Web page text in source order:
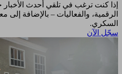
إذا كنت ترغب في تلقي أحدث الأخبار
الرقمية، والفعاليات – بالإضافة
السكري.​
سجّل الآن​